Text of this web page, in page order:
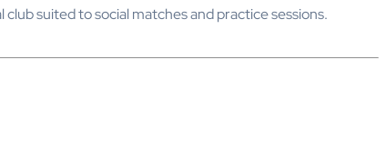
suited to social matches and practice sessions.